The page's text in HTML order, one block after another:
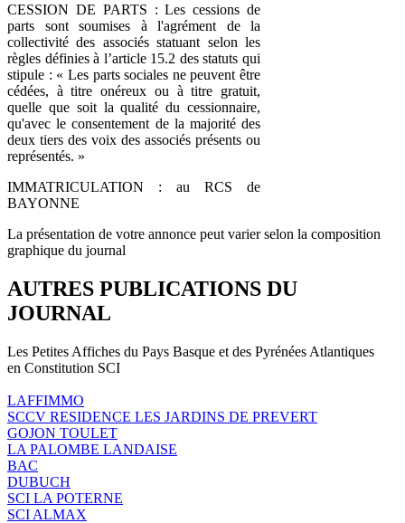
CESSION DE PARTS : Les cessions de
parts sont soumises à l'agrément de la
collectivité des associés statuant selon les
règles définies à l’article 15.2 des statuts qui
stipule : « Les parts sociales ne peuvent être
cédées, à titre onéreux ou à titre gratuit,
quelle que soit la qualité du cessionnaire,
qu'avec le consentement de la majorité des
deux tiers des voix des associés présents ou
représentés. »
IMMATRICULATION : au RCS de
BAYONNE
La présentation de votre annonce peut varier selon la composition
graphique du journal
AUTRES PUBLICATIONS DU
JOURNAL
Les Petites Affiches du Pays Basque et des Pyrénées Atlantiques
en Constitution SCI
LAFFIMMO
SCCV RESIDENCE LES JARDINS DE PREVERT
GOJON TOULET
LA PALOMBE LANDAISE
BAC
DUBUCH
SCI LA POTERNE
SCI ALMAX